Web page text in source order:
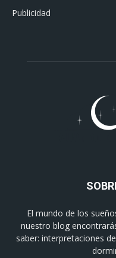
Publicidad
El mundo de los
nuestro blog
saber: interpretaciones